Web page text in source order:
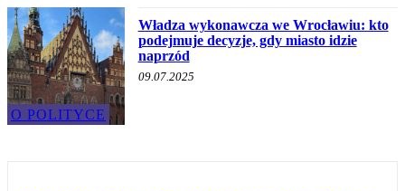
O POLITYCE
Władza wykonawcza we Wrocławiu: kto
podejmuje decyzje, gdy miasto idzie
naprzód
09.07.2025